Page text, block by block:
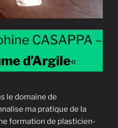
CASAPPA –
d’Argile«
le domaine de
ma pratique de la
formation de plasticien-